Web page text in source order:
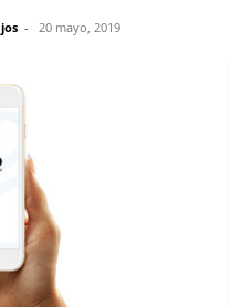
- 20 mayo, 2019